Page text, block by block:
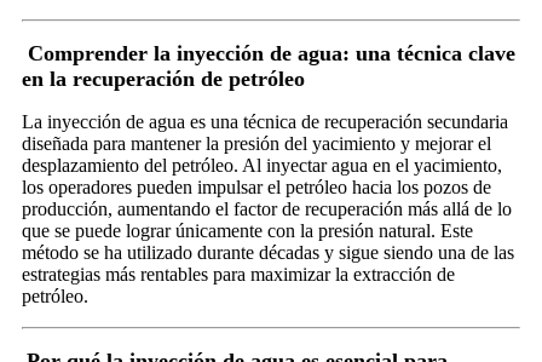
Comprender la inyección de agua: una técnica clave
en la recuperación de petróleo
La inyección de agua es una técnica de recuperación secundaria
diseñada para mantener la presión del yacimiento y mejorar el
desplazamiento del petróleo. Al inyectar agua en el yacimiento,
los operadores pueden impulsar el petróleo hacia los pozos de
producción, aumentando el factor de recuperación más allá de lo
que se puede lograr únicamente con la presión natural. Este
método se ha utilizado durante décadas y sigue siendo una de las
estrategias más rentables para maximizar la extracción de
petróleo.